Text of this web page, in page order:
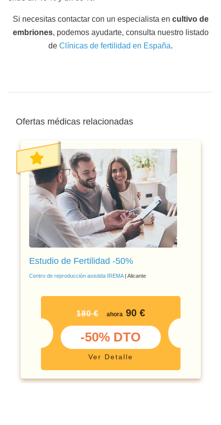
Si necesitas contactar con un especialista en cultivo de
embriones, podemos ayudarte, consulta nuestro listado
de Clínicas de fertilidad en España.
Ofertas médicas relacionadas
Estudio de Fertilidad -50%
Centro de reproducción asistida IREMA| Alicante
180 € ahora 90 €
-50% DTO
Ver Detalle